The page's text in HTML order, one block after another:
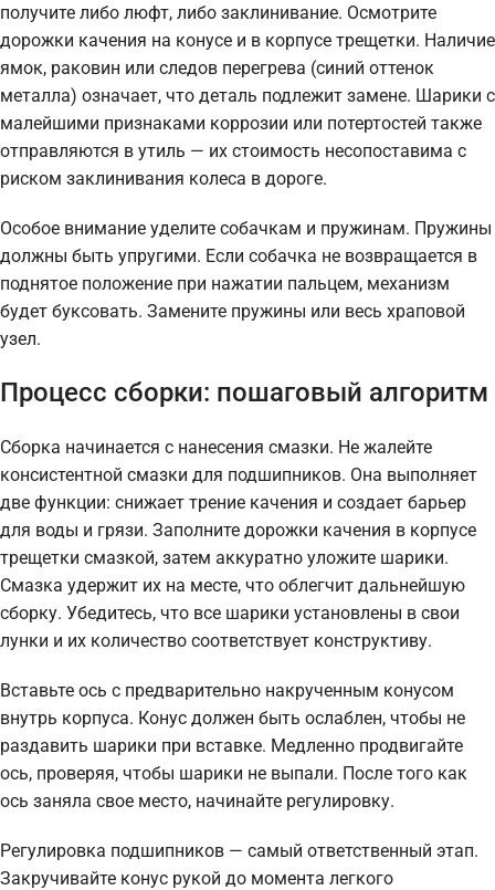
получите либо люфт, либо заклинивание. Осмотрите
дорожки качения на конусе и в корпусе трещетки. Наличие
ямок, раковин или следов перегрева (синий оттенок
металла) означает, что деталь подлежит замене. Шарики с
малейшими признаками коррозии или потертостей также
отправляются в утиль — их стоимость несопоставима с
риском заклинивания колеса в дороге.
Особое внимание уделите собачкам и пружинам. Пружины
должны быть упругими. Если собачка не возвращается в
поднятое положение при нажатии пальцем, механизм
будет буксовать. Замените пружины или весь храповой
узел.
Процесс сборки: пошаговый алгоритм
Сборка начинается с нанесения смазки. Не жалейте
консистентной смазки для подшипников. Она выполняет
две функции: снижает трение качения и создает барьер
для воды и грязи. Заполните дорожки качения в корпусе
трещетки смазкой, затем аккуратно уложите шарики.
Смазка удержит их на месте, что облегчит дальнейшую
сборку. Убедитесь, что все шарики установлены в свои
лунки и их количество соответствует конструктиву.
Вставьте ось с предварительно накрученным конусом
внутрь корпуса. Конус должен быть ослаблен, чтобы не
раздавить шарики при вставке. Медленно продвигайте
ось, проверяя, чтобы шарики не выпали. После того как
ось заняла свое место, начинайте регулировку.
Регулировка подшипников — самый ответственный этап.
Закручивайте конус рукой до момента легкого